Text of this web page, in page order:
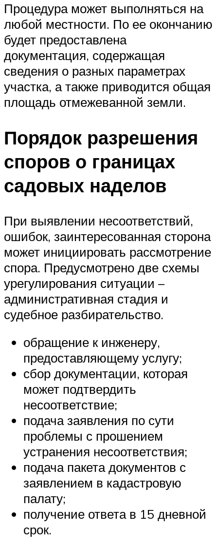
Процедура может выполняться на
любой местности. По ее окончанию
будет предоставлена
документация, содержащая
сведения о разных параметрах
участка, а также приводится общая
площадь отмежеванной земли.
Порядок разрешения
споров о границах
садовых наделов
При выявлении несоответствий,
ошибок, заинтересованная сторона
может инициировать рассмотрение
спора. Предусмотрено две схемы
урегулирования ситуации –
административная стадия и
судебное разбирательство.
обращение к инженеру,
предоставляющему услугу;
сбор документации, которая
может подтвердить
несоответствие;
подача заявления по сути
проблемы с прошением
устранения несоответствия;
подача пакета документов с
заявлением в кадастровую
палату;
получение ответа в 15 дневной
срок.